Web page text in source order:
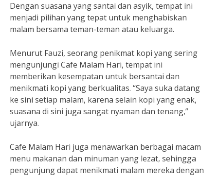
Dengan suasana yang santai dan asyik, tempat ini
menjadi pilihan yang tepat untuk menghabiskan
malam bersama teman-teman atau keluarga.
Menurut Fauzi, seorang penikmat kopi yang sering
mengunjungi Cafe Malam Hari, tempat ini
memberikan kesempatan untuk bersantai dan
menikmati kopi yang berkualitas. “Saya suka datang
ke sini setiap malam, karena selain kopi yang enak,
suasana di sini juga sangat nyaman dan tenang,”
ujarnya.
Cafe Malam Hari juga menawarkan berbagai macam
menu makanan dan minuman yang lezat, sehingga
pengunjung dapat menikmati malam mereka dengan